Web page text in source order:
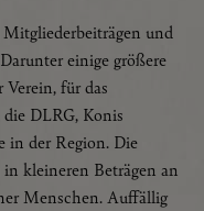
und
einige größere
für das
DLRG, Konis
in der Region. Die
kleineren Beträgen an
Menschen. Auffällig